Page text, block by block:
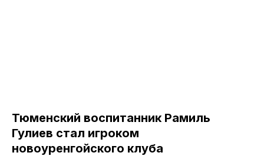
Тюменский воспитанник Рамиль
Гулиев стал игроком
новоуренгойского клуба